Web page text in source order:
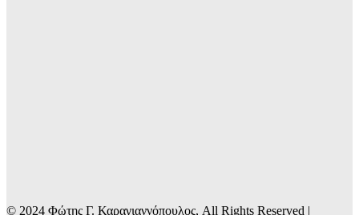
© 2024 Φώτης Γ. Καραγιαννόπουλος, All Rights Reserved |